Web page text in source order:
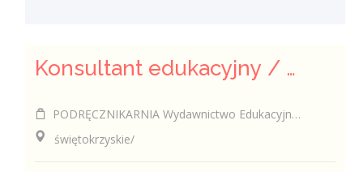
Konsultant edukacyjny / Konsultantka edukacyjna
PODRĘCZNIKARNIA Wydawnictwo Edukacyjne Sp. z o.o.
świętokrzyskie/